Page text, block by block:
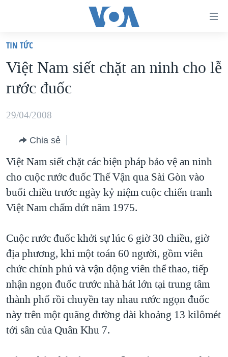
truy
cập
Tới
dung
chính
điều
hướng
chính
Đi
"Tìm"
VIỆT NAM
HOA KỲ
BIỂN ĐÔNG
BLOG
DIỄN ĐÀN
MỤC
TỰ DO BÁO CHÍ
NGƯỜI VIỆT HẢI NGOẠI
ĐỜI SỐNG
KHOA HỌC
SỨC KHOẺ
VĂN HOÁ
CHUYÊN ĐỀ
HÀNH TRÌNH BẦU CỬ 2024
MỘT NĂM CHIẾN TRANH TẠI DẢI GAZA
GIẢI MÃ VÀNH ĐAI & CON ĐƯỜNG
NGÀY TỊ NẠN THẾ GIỚI
TRỊNH VĨNH BÌNH - NGƯỜI HẠ 'BÊN THẮNG CUỘC'
VIDEO
NGHE
MẠNG XÃ HỘI
Ngôn ngữ khác
TIN TỨC
Việt Nam siết chặt an ninh cho lễ
rước đuốc
29/04/2008
Chia sẻ
Việt Nam siết chặt các biện pháp bảo vệ an ninh
cho cuộc rước đuốc Thế Vận qua Sài Gòn vào
buổi chiều trước ngày kỷ niệm cuộc chiến tranh
Việt Nam chấm dứt năm 1975.
Cuộc rước đuốc khởi sự lúc 6 giờ 30 chiều, giờ
địa phương, khi một toán 60 người, gồm viên
chức chính phủ và vận động viên thể thao, tiếp
nhận ngọn đuốc trước nhà hát lớn tại trung tâm
thành phố rồi chuyền tay nhau rước ngọn đuốc
này trên một quãng đường dài khoảng 13 kilômét
tới sân của Quân Khu 7.